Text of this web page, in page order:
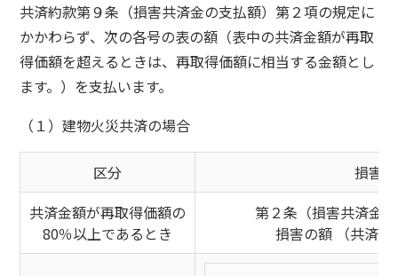
共済約款第９条（損害共済金の支払額）第２項の規定に
かかわらず、次の各号の表の額（表中の共済金額が再取
得価額を超えるときは、再取得価額に相当する金額とし
ます。）を支払います。
（１）建物火災共済の場合
区分
損害
共済金額が再取得価額の
80％以上であるとき
第２条（損害共済金
損害の額 （共済